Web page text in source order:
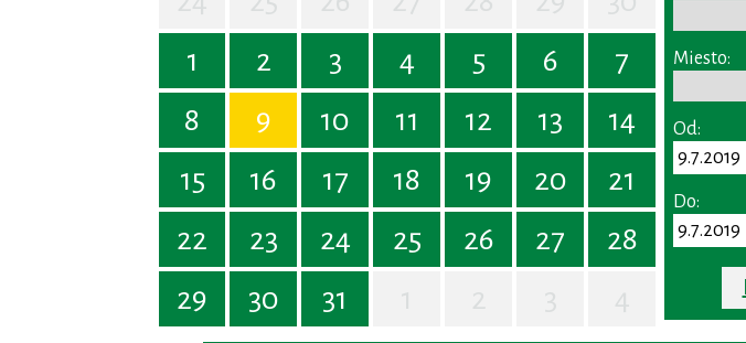
1
2 3 4 5 6
7
8
9 10 11 12 13
14
15
16 17 18 19 20
21
22
23 24 25 26 27
28
29
30 31
Miesto:
Od:
Do: